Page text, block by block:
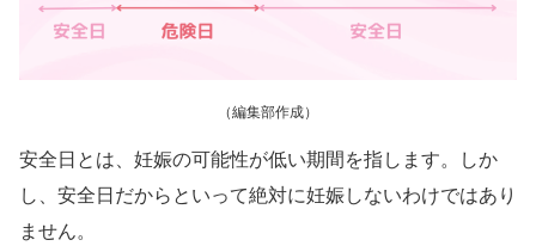
（編集部作成）
安全日とは、妊娠の可能性が低い期間を指します。しか
し、安全日だからといって絶対に妊娠しないわけではあり
ません。